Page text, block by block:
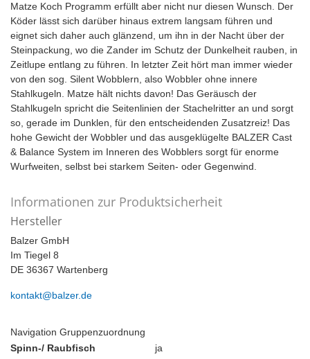
Matze Koch Programm erfüllt aber nicht nur diesen Wunsch. Der
Köder lässt sich darüber hinaus extrem langsam führen und
eignet sich daher auch glänzend, um ihn in der Nacht über der
Steinpackung, wo die Zander im Schutz der Dunkelheit rauben, in
Zeitlupe entlang zu führen. In letzter Zeit hört man immer wieder
von den sog. Silent Wobblern, also Wobbler ohne innere
Stahlkugeln. Matze hält nichts davon! Das Geräusch der
Stahlkugeln spricht die Seitenlinien der Stachelritter an und sorgt
so, gerade im Dunklen, für den entscheidenden Zusatzreiz! Das
hohe Gewicht der Wobbler und das ausgeklügelte BALZER Cast
& Balance System im Inneren des Wobblers sorgt für enorme
Wurfweiten, selbst bei starkem Seiten- oder Gegenwind.
Informationen zur Produktsicherheit
Hersteller
Balzer GmbH
Im Tiegel 8
DE 36367 Wartenberg
kontakt@balzer.de
Navigation Gruppenzuordnung
Spinn-/ Raubfisch
ja